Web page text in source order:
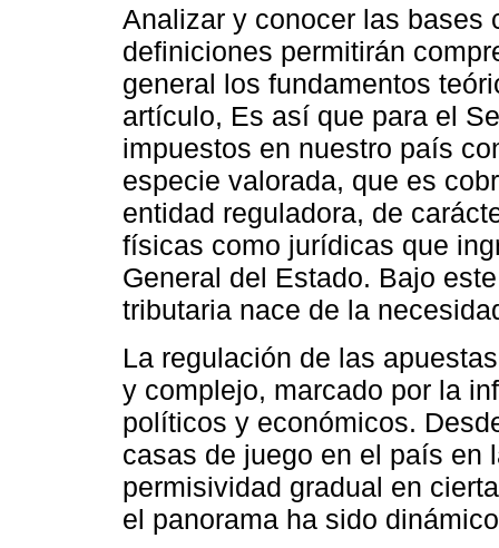
Analizar y conocer las bases
definiciones permitirán
general los fundamentos
artículo, Es así que para el
impuestos en nuestro país
especie valorada, que es
entidad reguladora, de
físicas como jurídicas que
General del Estado. Bajo
tributaria nace de la
La regulación de las
y complejo, marcado por la
políticos y económicos.
casas de juego en el país en
permisividad gradual en
el panorama ha sido